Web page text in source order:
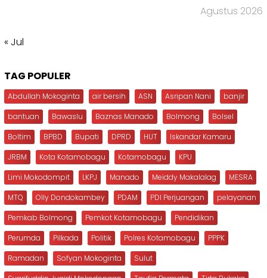
Agustus 2026
« Jul
TAG POPULER
Abdullah Mokoginta air bersih ASN Asripan Nani
banjir
bantuan
Bawaslu Baznas Manado Bolmong
Bolsel
Boltim
BPBD Bupati DPRD HUT
Iskandar Kamaru
JRBM
Kota Kotamobagu Kotamobagu
KPU
Limi Mokodompit
LKPJ Manado Meiddy Makalalag
MESRA
MTQ
Olly Dondokambey PDAM PDI Perjuangan
pelayanan
Pemkab Bolmong
Pemkot Kotamobagu
Pendidikan
Perumda
Pilkada Politik Polres Kotamobagu
PPPK
Ramadan
Sofyan Mokoginta
Sulut